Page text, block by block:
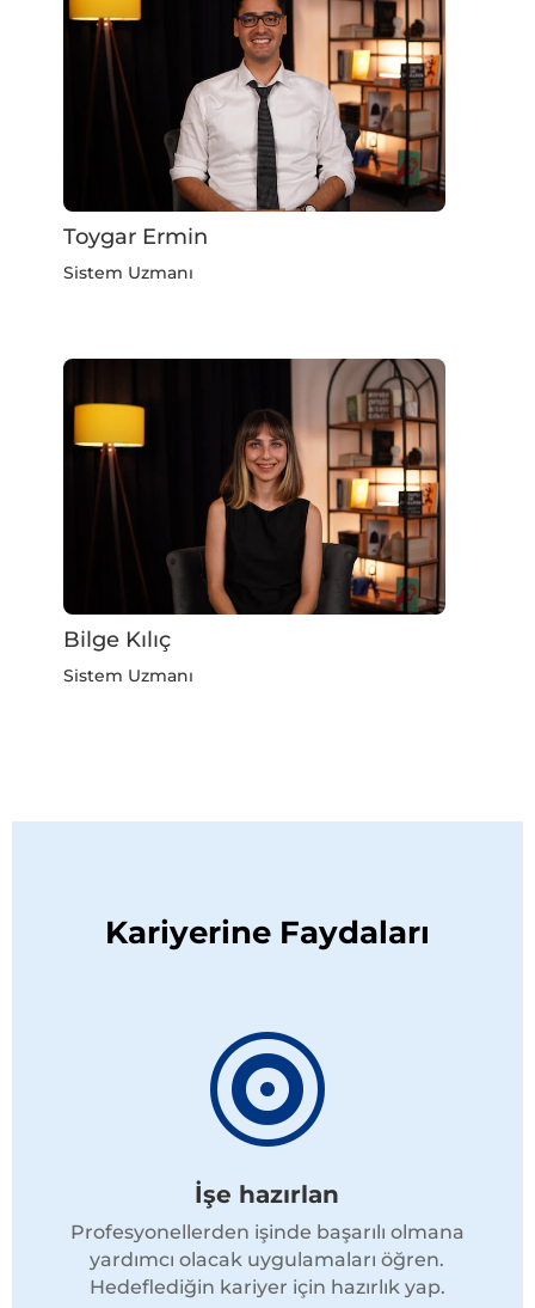
Toygar Ermin
Sistem Uzmanı
Bilge Kılıç
Sistem Uzmanı
Kariyerine Faydaları

İşe hazırlan
Profesyonellerden işinde başarılı olmana
yardımcı olacak uygulamaları öğren.
Hedeflediğin kariyer için hazırlık yap.